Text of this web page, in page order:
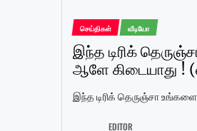
செய்திகள் வீடியோ
இந்த டிரிக்
ஆளே கிடையாது !
இந்த டிரிக் தெருஞ்சா
EDITOR